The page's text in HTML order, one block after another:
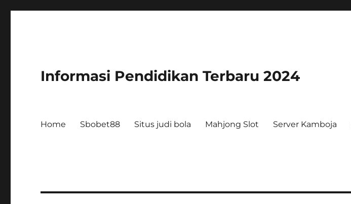
Informasi Pendidikan Terbaru 2024
Home Sbobet88 Situs judi bola Mahjong Slot Server Kamboja